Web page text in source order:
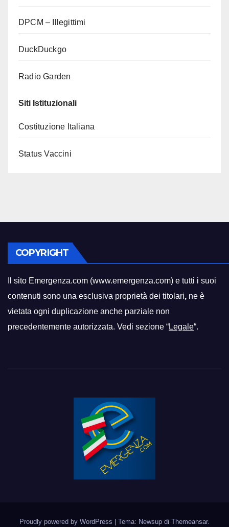
DPCM – Illegittimi
DuckDuckgo
Radio Garden
Siti Istituzionali
Costituzione Italiana
Status Vaccini
COPYRIGHT
Il sito Emergenza.com (www.emergenza.com) e tutti i suoi
contenuti sono una esclusiva proprietà dei titolari, ne è
vietata ogni duplicazione anche parziale non
precedentemente autorizzata. Vedi sezione “Legale“.
Proudly powered by WordPress | Tema: Newsup di Themeansar.